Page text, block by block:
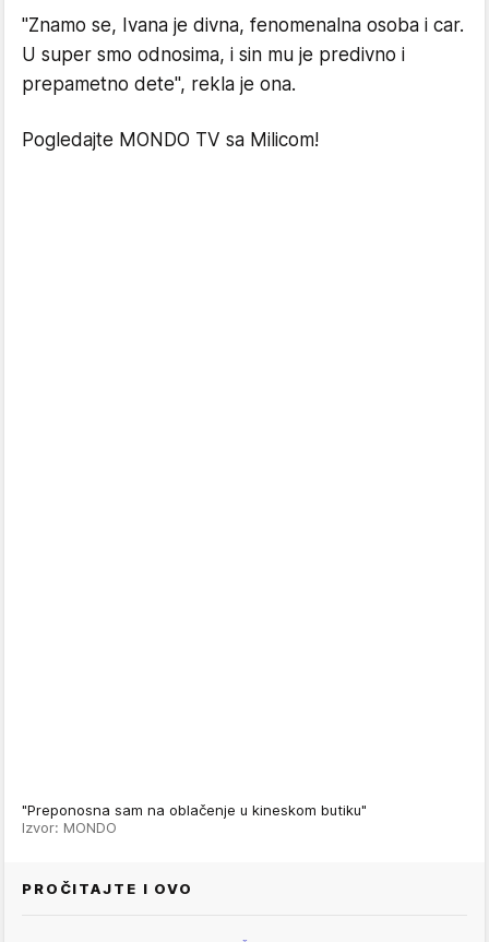
"Znamo se, Ivana je divna, fenomenalna osoba i car.
U super smo odnosima, i sin mu je predivno i
prepametno dete", rekla je ona.
Pogledajte MONDO TV sa Milicom!
"Preponosna sam na oblačenje u kineskom butiku"
Izvor: MONDO
PROČITAJTE I OVO